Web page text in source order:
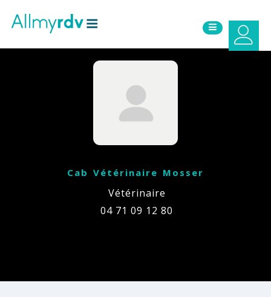
Cab Vétérinaire Mosser
Vétérinaire
04 71 09 12 80